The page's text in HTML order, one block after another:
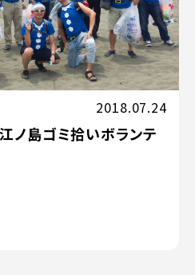
2018.07.24
ノ島ゴミ拾いボランテ